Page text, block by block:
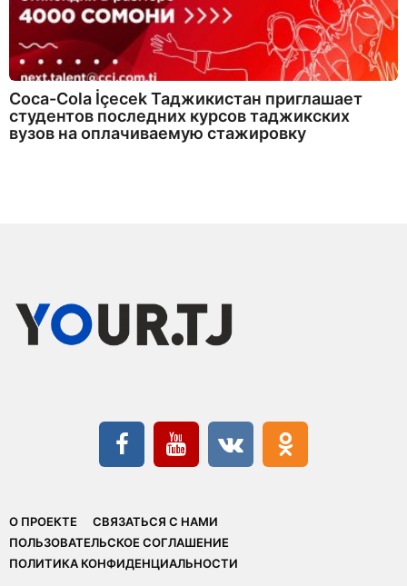
Coca-Cola İçecek Таджикистан приглашает
студентов последних курсов таджикских
вузов на оплачиваемую стажировку
О ПРОЕКТЕ
СВЯЗАТЬСЯ С НАМИ
ПОЛЬЗОВАТЕЛЬСКОЕ СОГЛАШЕНИЕ
ПОЛИТИКА КОНФИДЕНЦИАЛЬНОСТИ